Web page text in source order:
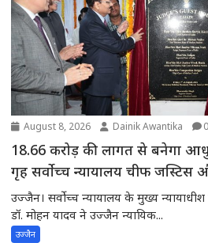
August 8, 2026 Dainik Awantika 0
18.66 करोड़ की लागत से बनेगा
गृह सर्वोच्च न्यायालय चीफ जस्टिस
भूमिपूजन
उज्जैन। सर्वोच्च न्यायालय के मुख्य
डॉ. मोहन यादव ने उज्जैन न्यायिक...
उज्जैन